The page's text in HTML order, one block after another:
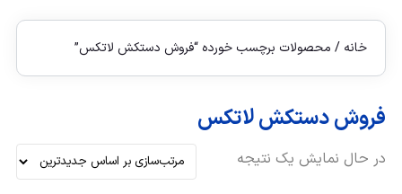
خانه / محصولات برچسب خورده “فروش دستکش لاتکس”
فروش دستکش لاتکس
در حال نمایش یک نتیجه